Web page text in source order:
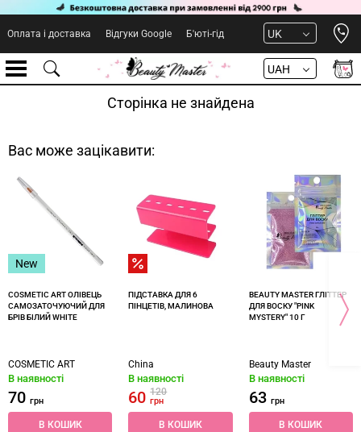
Оплата і доставка Відгуки Google Б'юті-гід UK
UAH
Сторінка не знайдена
Вас може зацікавити:
New
COSMETIC ART ОЛІВЕЦЬ
САМОЗАТОЧУЮЧИЙ ДЛЯ
БРІВ БІЛИЙ WHITE
COSMETIC ART
В наявності
70 грн
В КОШИК
ПІДСТАВКА ДЛЯ 6
ПІНЦЕТІВ, МАЛИНОВА
China
В наявності
60120
грн
В КОШИК
BEAUTY MASTER ГЛІТТЕР
ДЛЯ ВОСКУ "PINK
MYSTERY" 10 Г
Beauty Master
В наявності
63 грн
В КОШИК